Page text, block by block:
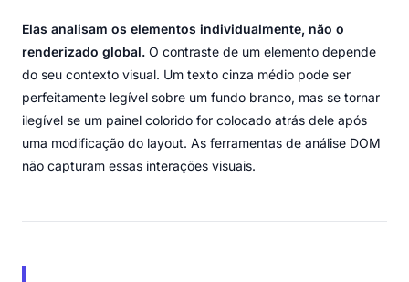
Elas analisam os elementos individualmente, não o
renderizado global. O contraste de um elemento depende
do seu contexto visual. Um texto cinza médio pode ser
perfeitamente legível sobre um fundo branco, mas se tornar
ilegível se um painel colorido for colocado atrás dele após
uma modificação do layout. As ferramentas de análise DOM
não capturam essas interações visuais.